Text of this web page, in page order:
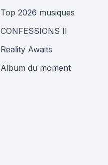
Top 2026 musiques
CONFESSIONS II
Reality Awaits
Album du moment